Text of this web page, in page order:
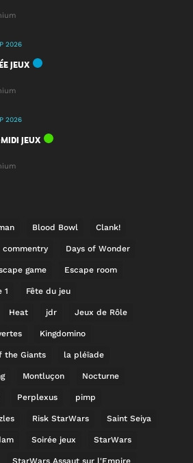
2026
JEUX
2026
JEUX
Blood Bowl Clank!
commentry Days of Wonder
game Escape room
1 Fête du jeu
Heat jdr Jeux de Rôle
Kingdomino
the Giants la pléïade
Montluçon Nocturne
Perplexus pimp
Risk StarWars Saint Seiya
Soirée jeux StarWars
StarWars Assaut sur l'Empire